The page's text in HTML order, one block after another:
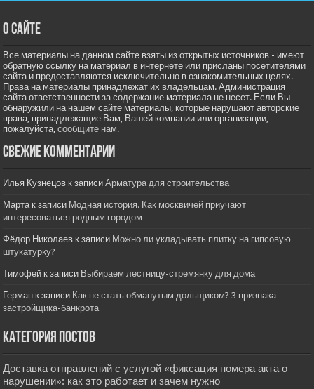
О сайте
Все материалы на данном сайте взяты из открытых источников - имеют
обратную ссылку на материал в интернете или присланы посетителями
сайта и предоставляются исключительно в ознакомительных целях.
Права на материалы принадлежат их владельцам. Администрация
сайта ответственности за содержание материала не несет. Если Вы
обнаружили на нашем сайте материалы, которые нарушают авторские
права, принадлежащие Вам, Вашей компании или организации,
пожалуйста,сообщите нам.
Свежие комментарии
Илья Кузнецов к записиАрматура для строительства
Мартак записи Модная история. Как москвичей приучают
интересоваться родным городом
Фёдор Николаев к записи Можно ли укладывать плитку на гипсовую
штукатурку?
Тимофей к записи Выбираем лестницу-стремянку для дома
Герман к записи Как не стать обманутым дольщиком? 3 признака
застройщика-банкрота
Категория постов
Доставка отправлений с услугой «фиксация номера акта о
нарушении»: как это работает и зачем нужно